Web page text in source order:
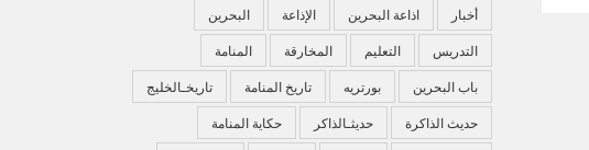
أخبار اذاعة البحرين الإذاعة البحرين
التدريس التعليم المخارقة المنامة
باب البحرين بورتريه تاريخ المنامة تاريخـالخليج
حديث الذاكرة حديثـالذاكر حكاية المنامة